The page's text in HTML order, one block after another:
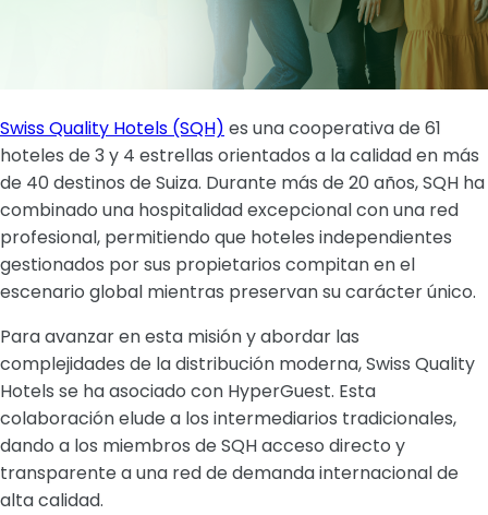
Swiss Quality Hotels (SQH) es una cooperativa de 61
hoteles de 3 y 4 estrellas orientados a la calidad en más
de 40 destinos de Suiza. Durante más de 20 años, SQH ha
combinado una hospitalidad excepcional con una red
profesional, permitiendo que hoteles independientes
gestionados por sus propietarios compitan en el
escenario global mientras preservan su carácter único.
Para avanzar en esta misión y abordar las
complejidades de la distribución moderna, Swiss Quality
Hotels se ha asociado con HyperGuest. Esta
colaboración elude a los intermediarios tradicionales,
dando a los miembros de SQH acceso directo y
transparente a una red de demanda internacional de
alta calidad.